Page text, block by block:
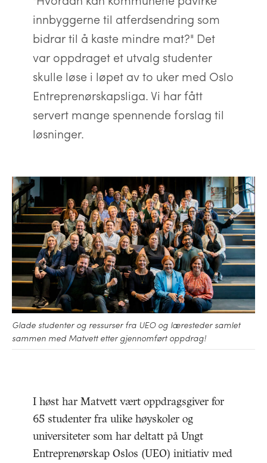
innbyggerne til atferdsendring som
bidrar til å kaste mindre mat?" Det
var oppdraget et utvalg studenter
skulle løse i løpet av to uker med Oslo
Entreprenørskapsliga. Vi har fått
servert mange spennende forslag til
løsninger.
Glade studenter og ressurser fra UEO og læresteder samlet
sammen med Matvett etter gjennomført oppdrag!
I høst har Matvett vært oppdragsgiver for
65 studenter fra ulike høyskoler og
universiteter som har deltatt på Ungt
Entreprenørskap Oslos (UEO) initiativ med